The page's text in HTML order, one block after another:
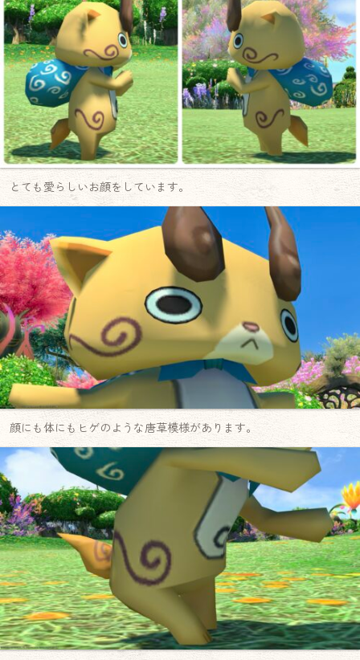
とても愛らしいお顔をしています。
顔にも体にもヒゲのような唐草模様があります。